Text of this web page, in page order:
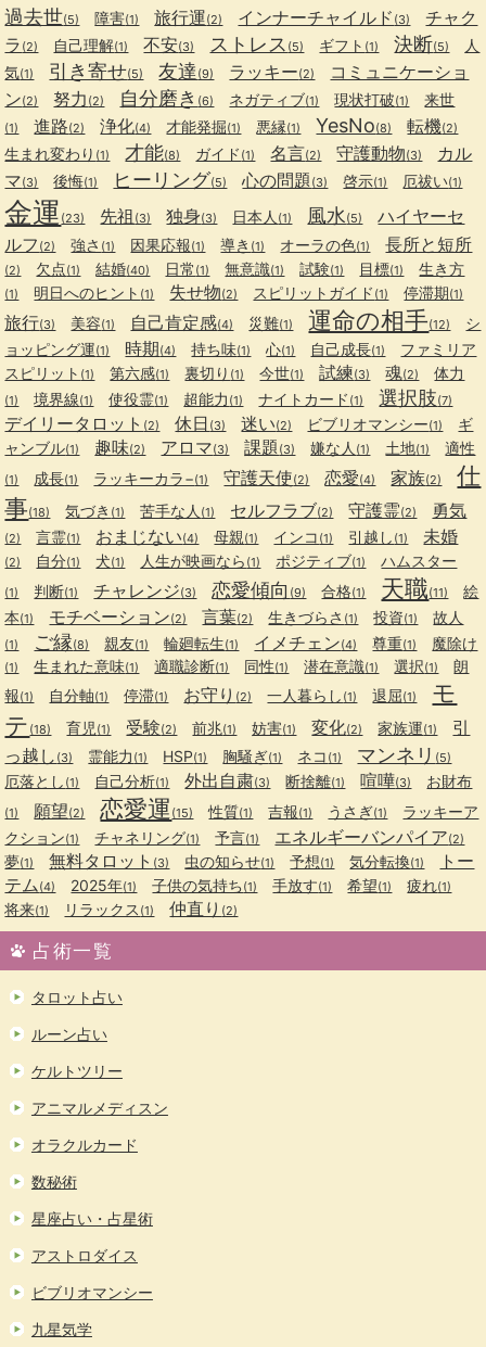
過去世(5) 障害(1) 旅行運(2) インナーチャイルド (3)
チャク
ラ (2) 自己理解(1) 不安(3) ストレス (5) ギフト (1) 決断(5)
人
気(1) 引き寄せ(5) 友達 (9) ラッキー(2)
コミュニケーショ
ン(2) 努力 (2) 自分磨き (6) ネガティブ(1) 現状打破(1) 来世
(1) 進路(2) 浄化(4) 才能発掘(1) 悪縁(1) YesNo(8) 転機(2)
生まれ変わり (1) 才能(8) ガイド (1) 名言(2) 守護動物(3)
カル
マ(3) 後悔(1) ヒーリング(5) 心の問題(3) 啓示(1) 厄祓い(1)
金運 (23) 先祖 (3) 独身(3) 日本人 (1) 風水(5)
ハイヤーセ
ルフ (2) 強さ (1) 因果応報(1) 導き (1) オーラの色(1) 長所と短所
(2) 欠点(1) 結婚(40) 日常 (1) 無意識(1) 試験(1) 目標(1) 生き方
(1) 明日へのヒント (1) 失せ物(2) スピリットガイド (1) 停滞期(1)
旅行(3) 美容(1) 自己肯定感(4) 災難(1) 運命の相手(12)
シ
ョッピング運(1) 時期(4) 持ち味(1) 心(1) 自己成長(1)
ファミリア
スピリット (1) 第六感(1) 裏切り (1) 今世(1) 試練(3) 魂(2) 体力
(1) 境界線(1) 使役霊(1) 超能力 (1) ナイトカード (1) 選択肢(7)
デイリータロット (2) 休日 (3) 迷い(2) ビブリオマンシー(1)
ギ
ャンブル(1) 趣味(2) アロマ(3) 課題(3) 嫌な人 (1) 土地(1) 適性
(1) 成長(1) ラッキーカラ−(1) 守護天使(2) 恋愛(4) 家族(2)
仕
事(18) 気づき (1) 苦手な人 (1) セルフラブ(2) 守護霊(2) 勇気
(2) 言霊(1) おまじない(4) 母親(1) インコ (1) 引越し (1) 未婚
(2) 自分(1) 犬(1) 人生が映画なら (1) ポジティブ(1) ハムスター
(1) 判断(1) チャレンジ(3) 恋愛傾向 (9) 合格(1) 天職(11)
絵
本(1) モチベーション(2) 言葉(2) 生きづらさ (1) 投資(1) 故人
(1) ご縁(8) 親友(1) 輪廻転生(1) イメチェン(4) 尊重(1) 魔除け
(1) 生まれた意味(1) 適職診断(1) 同性(1) 潜在意識(1) 選択(1)
朗
報(1) 自分軸(1) 停滞(1) お守り (2) 一人暮らし (1) 退屈(1)
モ
テ (18) 育児 (1) 受験(2) 前兆(1) 妨害(1) 変化(2) 家族運(1)
引
っ越し (3) 霊能力 (1) HSP(1) 胸騒ぎ(1) ネコ (1) マンネリ (5)
厄落とし (1) 自己分析(1) 外出自粛(3) 断捨離(1) 喧嘩(3) お財布
(1) 願望(2) 恋愛運 (15) 性質(1) 吉報(1) うさぎ(1)
ラッキーア
クション(1) チャネリング(1) 予言(1) エネルギーバンパイア(2)
夢(1) 無料タロット (3) 虫の知らせ(1) 予想(1) 気分転換(1)
トー
テム(4) 2025年(1) 子供の気持ち(1) 手放す(1) 希望(1) 疲れ(1)
将来(1) リラックス (1) 仲直り (2)
占術一覧
タロット占い
ルーン占い
ケルトツリー
アニマルメディスン
オラクルカード
数秘術
星座占い・占星術
アストロダイス
ビブリオマンシー
九星気学